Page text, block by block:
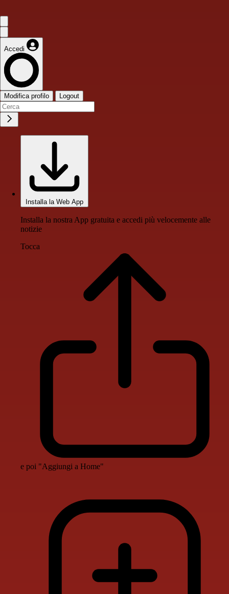
Accedi
Modifica profilo Logout
Installa la Web App
Installa la nostra App gratuita e accedi più velocemente alle
notizie
Tocca
e poi "Aggiungi a Home"